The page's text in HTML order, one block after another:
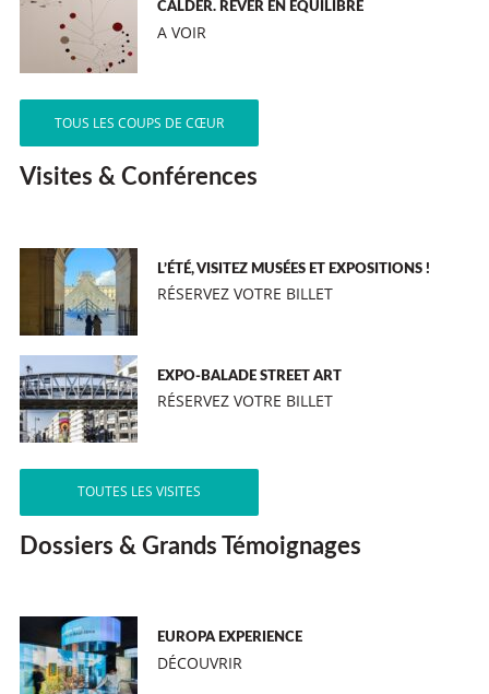
CALDER. RÊVER EN ÉQUILIBRE
A VOIR
TOUS LES COUPS DE CŒUR
Visites & Conférences
L’ÉTÉ, VISITEZ MUSÉES ET EXPOSITIONS !
RÉSERVEZ VOTRE BILLET
EXPO-BALADE STREET ART
RÉSERVEZ VOTRE BILLET
TOUTES LES VISITES
Dossiers & Grands Témoignages
EUROPA EXPERIENCE
DÉCOUVRIR